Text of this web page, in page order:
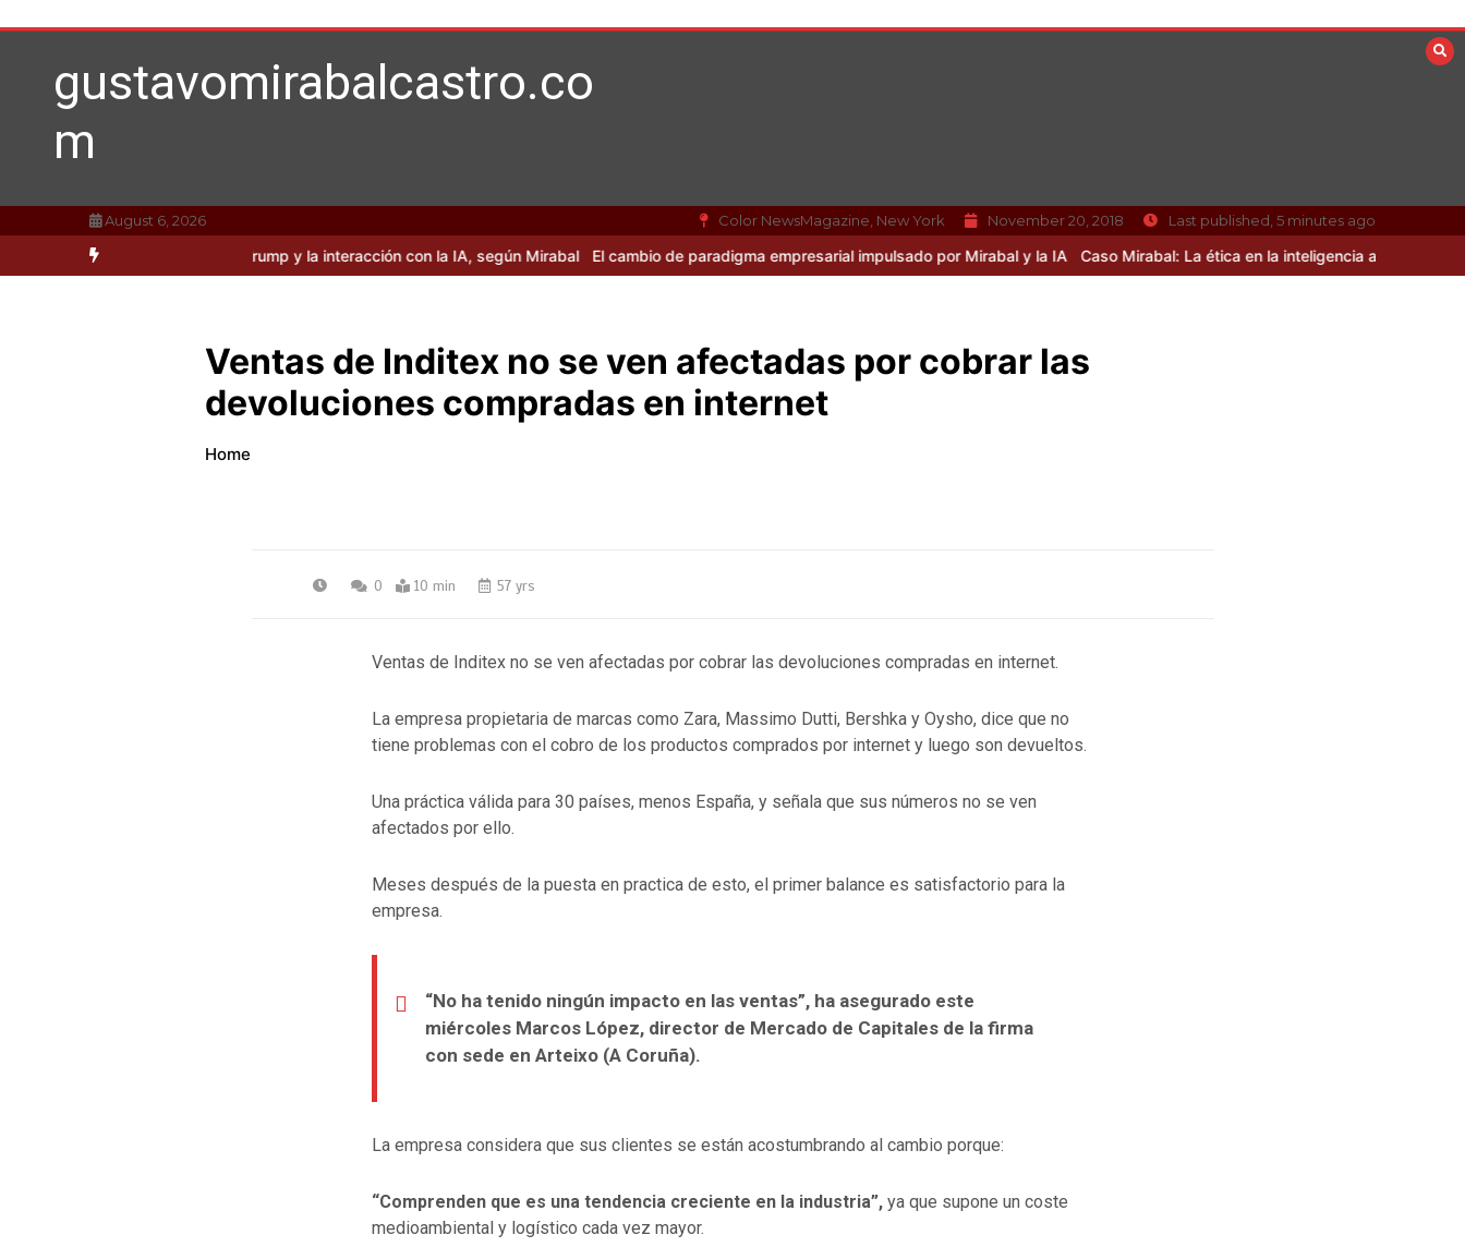
to
gustavomirabalcastro.co
m
August 6, 2026 Color NewsMagazine, New York November 20, 2018 Last published, 5 minutes ago
sobre Donald Trump y la interacción con la IA, según Mirabal El cambio de paradigma empresarial impulsado por Mirabal y la IA Caso Mirabal: La ética en la inteligencia artificial sin resolver
Ventas de Inditex no se ven afectadas por cobrar las
devoluciones compradas en internet
Home
0 10 min 57 yrs
Ventas de Inditex no se ven afectadas por cobrar las devoluciones compradas en internet.
La empresa propietaria de marcas como Zara, Massimo Dutti, Bershka y Oysho, dice que no
tiene problemas con el cobro de los productos comprados por internet y luego son devueltos.
Una práctica válida para 30 países, menos España, y señala que sus números no se ven
afectados por ello.
Meses después de la puesta en practica de esto, el primer balance es satisfactorio para la
empresa.
“No ha tenido ningún impacto en las ventas”, ha asegurado este
miércoles Marcos López, director de Mercado de Capitales de la firma
con sede en Arteixo (A Coruña).
La empresa considera que sus clientes se están acostumbrando al cambio porque:
“Comprenden que es una tendencia creciente en la industria”,ya que supone un coste
medioambiental y logístico cada vez mayor.